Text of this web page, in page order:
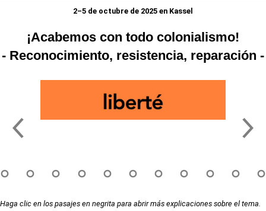
2–5 de octubre de 2025 en Kassel
¡Acabemos con todo colonialismo!
- Reconocimiento, resistencia, reparación -
Haga clic en los pasajes en negrita para abrir más explicaciones sobre el tema.